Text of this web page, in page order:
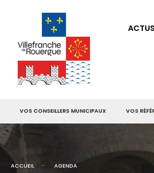
ACTUS
VOS CONSEILLERS MUNICIPAUX VOS
ACCUEIL AGENDA